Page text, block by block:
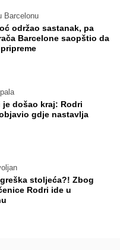
Barcelonu
održao sastanak, pa
Barcelone saopštio da
je došao kraj: Rodri
gdje nastavlja
stoljeća?! Zbog
Rodri ide u